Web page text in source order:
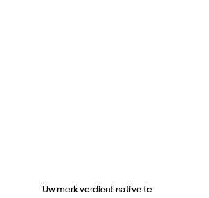
Uw merk verdient native te